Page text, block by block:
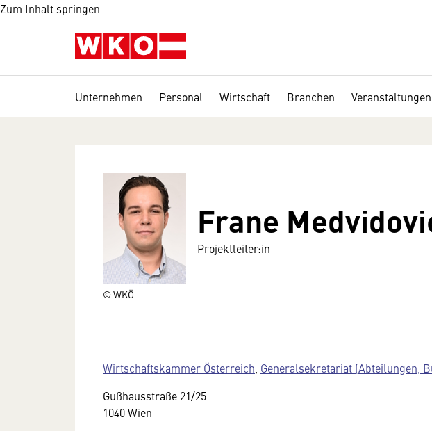
Zum Inhalt springen
Unternehmen Personal Wirtschaft Branchen Veranstaltungen
© WKÖ
Frane
Projektleiter:in
Wirtschaftskammer Österreich Generalsekretariat (Abteilungen,
Gußhausstraße 21/25
1040 Wien